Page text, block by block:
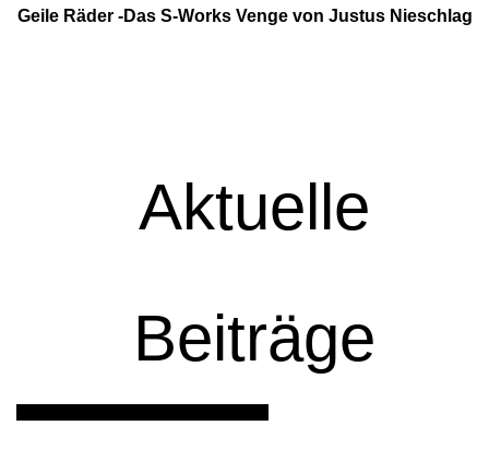
Geile Räder -Das S-Works Venge von Justus Nieschlag
Aktuelle
Beiträge